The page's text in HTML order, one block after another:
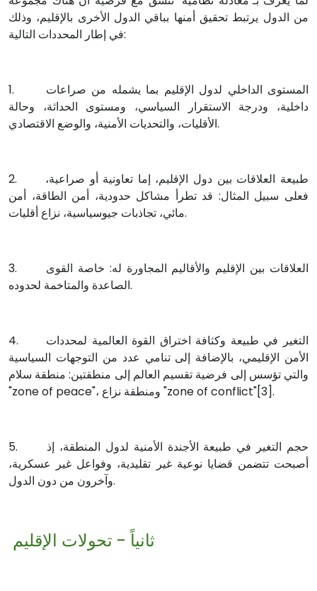
من الدول يرتبط تحقيق أمنها بباقي الدول الأخرى بالإقليم، وذلك
في إطار المحددات التالية:
1. المستوى الداخلي لدول الإقليم بما يشمله من صراعات
داخلية، ودرجة الاستقرار السياسي، ومستوى الحداثة، وحالة
الأقليات، والتحديات الأمنية، والوضع الاقتصادي.
2. طبيعة العلاقات بين دول الإقليم، إما تعاونية أو صراعية،
فعلى سبيل المثال: قد تطرأ مشاكل حدودية، أمن الطاقة، أمن
مائي، تجاذبات جيوسياسية، نزاع أقليات.
3. العلاقات بين الإقليم والأقاليم المجاورة له: خاصة القوى
الصاعدة والمتاخمة لحدوده.
4. التغير في طبیعة وكثافة اختراق القوة العالمية لمحددات
الأمن الإقليمي، بالإضافة إلى تنامي عدد من التوجهات السياسية
والتي تؤسس إلى فرضية تقسيم العالم إلى منطقتين: منطقة سلام
"zone of peace"، ومنطقة نزاع "zone of conflict"[3].
5. حجم التغیر في طبیعة الأجندة الأمنیة لدول المنطقة، إذ
أصبحت تتضمن قضایا نوعية غير تقليدية، وفواعل غیر عسكریة،
وآخرون من دون الدول.
ثانياً - تحولات الإقليم